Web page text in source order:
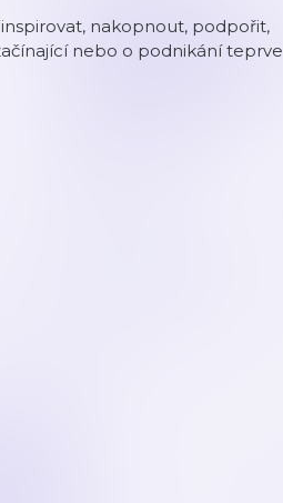
nakopnout, podpořit,
nebo o podnikání teprve